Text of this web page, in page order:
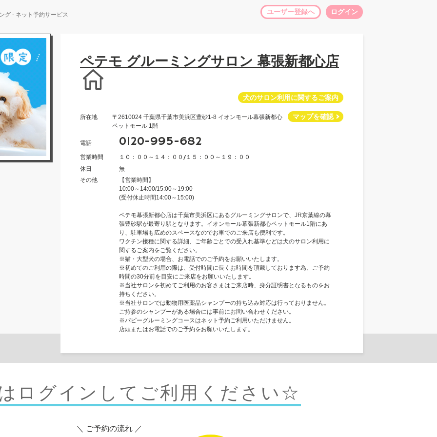
グ - ネット予約サービス ユーザー登録へ ログイン
ペテモ グルーミングサロン 幕張新都心店
犬のサロン利用に関するご案内
所在地
〒2610024 千葉県千葉市美浜区豊砂1-8 イオンモール幕張新都心
ペットモール 1階
マップを確認
電話 0120-995-682
営業時間 １０：００～１４：００/１５：００～１９：００
休日
無
その他
【営業時間】
10:00～14:00/15:00～19:00
(受付休止時間14:00～15:00)
ペテモ幕張新都心店は千葉市美浜区にあるグルーミングサロンで、JR京葉線の幕
張豊砂駅が最寄り駅となります。イオンモール幕張新都心ペットモール1階にあ
り、駐車場も広めのスペースなのでお車でのご来店も便利です。
ワクチン接種に関する詳細、ご年齢ごとでの受入れ基準などは犬のサロン利用に
関するご案内をご覧ください。
※猫・大型犬の場合、お電話でのご予約をお願いいたします。
※初めてのご利用の際は、受付時間に長くお時間を頂戴しております為、ご予約
時間の30分前を目安にご来店をお願いいたします。
※当社サロンを初めてご利用のお客さまはご来店時、身分証明書となるものをお
持ちください。
※当社サロンでは動物用医薬品シャンプーの持ち込み対応は行っておりません。
ご持参のシャンプーがある場合には事前にお問い合わせください。
※パピーグルーミングコースはネット予約ご利用いただけません。
店頭またはお電話でのご予約をお願いいたします。
ログインしてご利用ください☆
＼ ご予約の流れ ／